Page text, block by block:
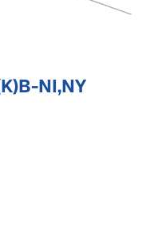
NI,NY